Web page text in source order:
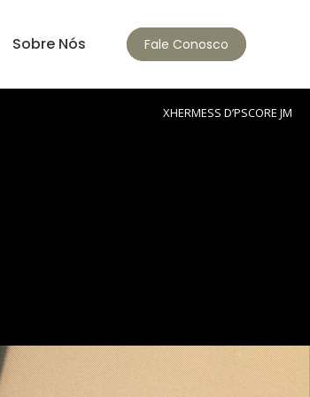
Sobre Nós Fale Conosco
XHERMESS D’PSCORE JM